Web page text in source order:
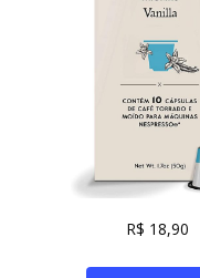
R$ 18,90